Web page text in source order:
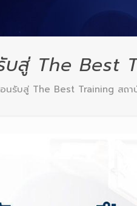
สู่ The Best
นรับสู่ The Best Training สถา